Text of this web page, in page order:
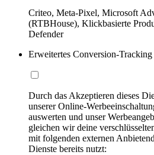
Criteo, Meta-Pixel, Microsoft
(RTBHouse), Klickbasierte
Defender
Erweitertes Conversion-Tracking
Durch das Akzeptieren dieses
unserer Online-
auswerten und unser
gleichen wir deine
mit folgenden externen
Dienste bereits nutzt: